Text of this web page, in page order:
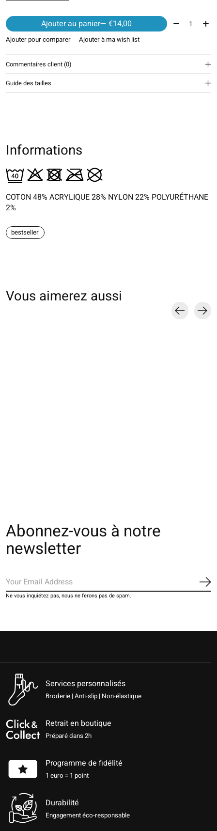
Ajouter au panier — €14,00 Quantité:
Ajouter pour comparer Ajouter à ma wish list
Commentaires client (0)
Guide des tailles
Informations
COTON 48% ACRYLIQUE 28% NYLON 22% POLYURÉTHANE
2%
bestseller
Vous aimerez aussi
Abonnez-vous à notre
newsletter
Ne vous inquiétez pas, nous ne ferons pas de spam.
Services personnalisés
Broderie | Anti-slip | Non-élastique
Retrait en boutique
Préparé dans 2h
Programme de fidélité
1 euro = 1 point
Durabilité
Engagement éco-responsable